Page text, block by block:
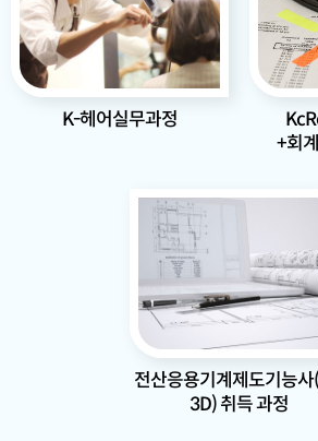
K-헤어실무과정
+회
전산응용기계제도기능사
3D) 취득 과정